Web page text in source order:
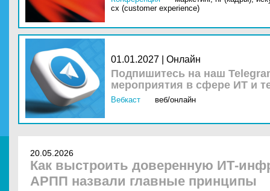
cx (customer experience)
01.01.2027 | Онлайн
Подпишитесь на наш
мероприятия в сфере ИТ и
Вебкаст веб/онлайн
20.05.2026
Как выстроить доверенную ИТ-
АРПП назвали главные принципы